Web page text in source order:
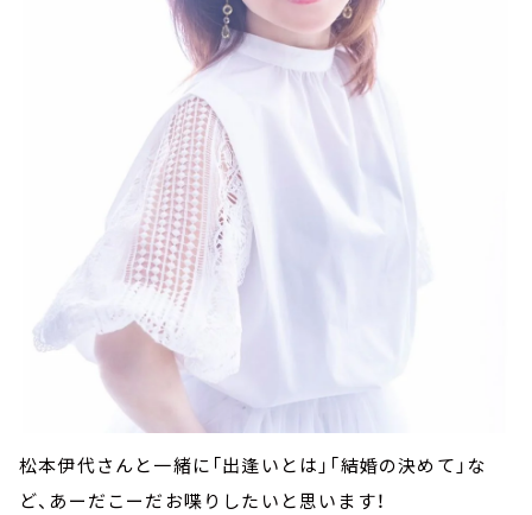
松本伊代さんと一緒に「出逢いとは」「結婚の決めて」な
ど、あーだこーだお喋りしたいと思います！